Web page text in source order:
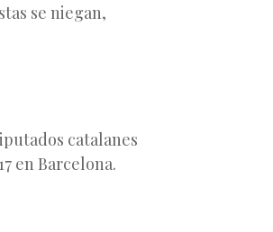
se niegan,
catalanes
en Barcelona.